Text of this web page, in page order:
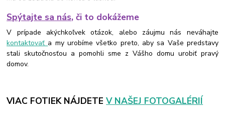
Spýtajte sa nás, či to dokážeme
V prípade akýchkoľvek otázok, alebo záujmu nás neváhajte
kontaktovať a my urobíme všetko preto, aby sa Vaše predstavy
stali skutočnosťou a pomohli sme z Vášho domu urobiť pravý
domov.
VIAC FOTIEK NÁJDETEV NAŠEJ FOTOGALÉRIÍ